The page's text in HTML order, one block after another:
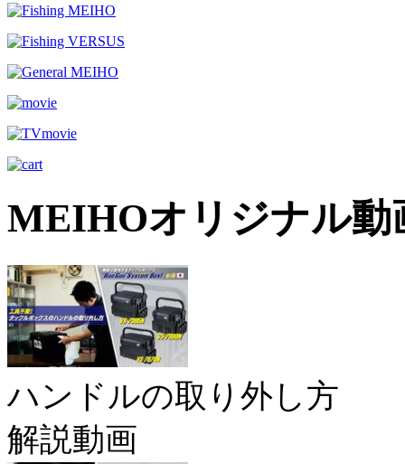
MEIHOオリジナル動
ハンドルの取り外し方
解説動画